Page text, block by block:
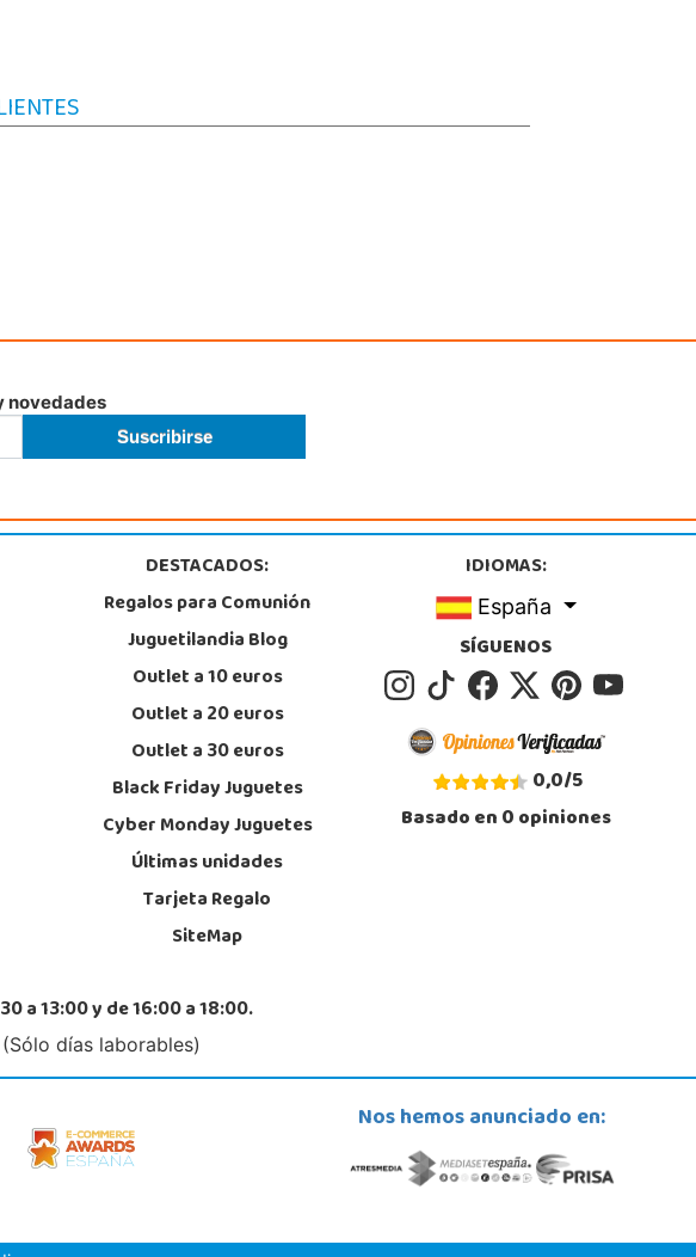
novedades
DESTACADOS:
Regalos para Comunión
Juguetilandia Blog
Outlet a 10 euros
Outlet a 20 euros
Outlet a 30 euros
Black Friday Juguetes
Cyber Monday Juguetes
Últimas unidades
Tarjeta Regalo
SiteMap
IDIOMAS:
España
SÍGUENOS
0,0/5
Basado en0opiniones
a 13:00 y de 16:00 a 18:00.
(Sólo días laborables)
Nos hemos anunciado en: